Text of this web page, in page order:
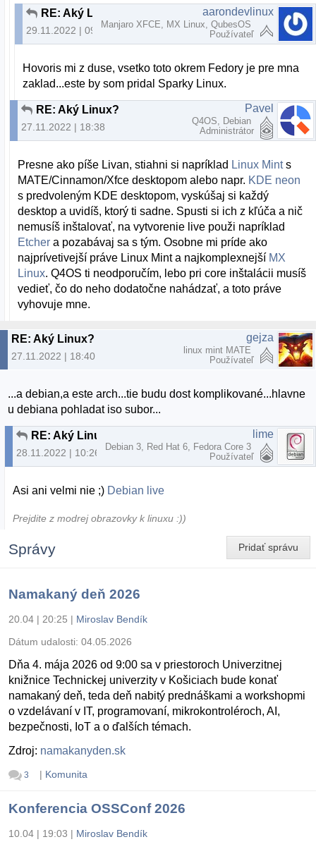
RE: Aký Linux?
29.11.2022 | 09:02
aarondevlinux
Manjaro XFCE, MX Linux, QubesOS
Používateľ
Hovoris mi z duse, vsetko toto okrem Fedory je pre mna
zaklad...este by som pridal Sparky Linux.
RE: Aký Linux?
27.11.2022 | 18:38
Pavel
Q4OS, Debian
Administrátor
Presne ako píše Livan, stiahni si napríklad Linux Mints
MATE/Cinnamon/Xfce desktopom alebo napr. KDE neon
s predvoleným KDE desktopom, vyskúšaj si každý
desktop a uvidíš, ktorý ti sadne. Spusti si ich z kľúča a nič
nemusíš inštalovať, na vytvorenie live použi napríklad
Etcher a pozabávaj sa s tým. Osobne mi príde ako
najprívetivejší práve Linux Mint a najkomplexnejší MX
Linux. Q4OS ti neodporučím, lebo pri core inštalácii musíš
vedieť, čo do neho dodatočne nahádzať, a toto práve
vyhovuje mne.
RE: Aký Linux?
27.11.2022 | 18:40
gejza
linux mint MATE
Používateľ
...a debian,a este arch...tie budu dost komplikované...hlavne
u debiana pohladat iso subor...
RE: Aký Linux?
28.11.2022 | 10:26
lime
Debian 3, Red Hat 6, Fedora Core 3
Používateľ
Asi ani velmi nie ;) Debian live
Prejdite z modrej obrazovky k linuxu :))
Pridať správu
Správy
Namakaný deň 2026
20.04 | 20:25 | Miroslav Bendík
Dátum udalosti: 04.05.2026
Dňa 4. mája 2026 od 9:00 sa v priestoroch Univerzitnej
knižnice Technickej univerzity v Košiciach bude konať
namakaný deň, teda deň nabitý prednáškami a workshopmi
o vzdelávaní v IT, programovaní, mikrokontroléroch, AI,
bezpečnosti, IoT a o ďalších témach.
Zdroj: namakanyden.sk
3 | Komunita
Konferencia OSSConf 2026
10.04 | 19:03 | Miroslav Bendík